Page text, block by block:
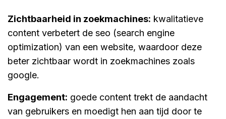
zichtbaarheid in zoekmachines: kwalitatieve
content verbetert de seo (search engine
optimization) van een website, waardoor deze
beter zichtbaar wordt in zoekmachines zoals
google.
engagement: goede content trekt de aandacht
van gebruikers en moedigt hen aan tijd door te